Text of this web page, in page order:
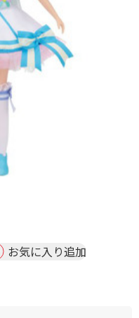
お気に入り追加